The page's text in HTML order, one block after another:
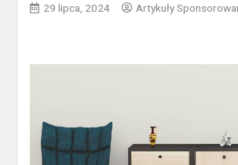
29 lipca, 2024 Artykuły